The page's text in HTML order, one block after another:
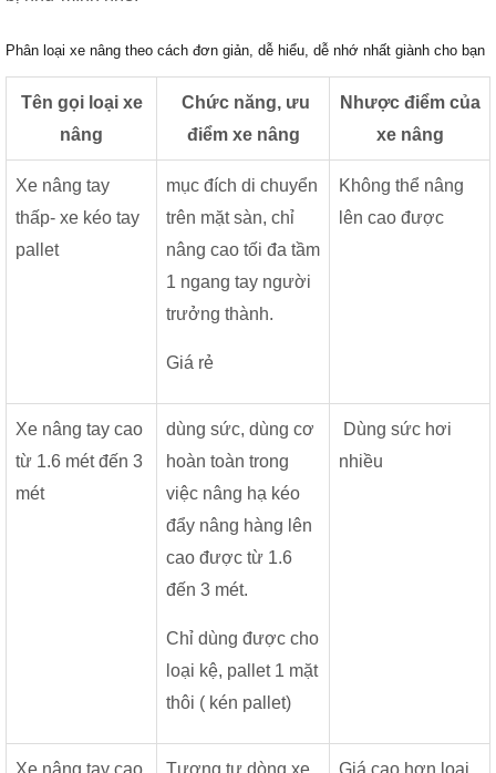
Phân loại xe nâng theo cách đơn giản, dễ hiểu, dễ nhớ nhất giành cho bạn
Tên gọi loại xe
nâng
Chức năng, ưu
điểm xe nâng
Nhược điểm của
xe nâng
Xe nâng tay
thấp- xe kéo tay
pallet
mục đích di chuyển
trên mặt sàn, chỉ
nâng cao tối đa tầm
1 ngang tay người
trưởng thành.
Giá rẻ
Không thể nâng
lên cao được
Xe nâng tay cao
từ 1.6 mét đến 3
mét
dùng sức, dùng cơ
hoàn toàn trong
việc nâng hạ kéo
đẩy nâng hàng lên
cao được từ 1.6
đến 3 mét.
Chỉ dùng được cho
loại kệ, pallet 1 mặt
thôi ( kén pallet)
Dùng sức hơi
nhiều
Xe nâng tay cao Tương tự dòng xe Giá cao hơn loại